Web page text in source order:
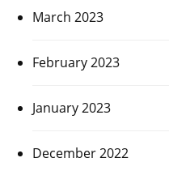
March 2023
February 2023
January 2023
December 2022